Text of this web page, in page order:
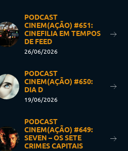
PODCAST
CINEM(AÇÃO) #651:
CINEFILIA EM TEMPOS
DE FEED
26/06/2026
PODCAST
CINEM(AÇÃO) #650:
DIA D
19/06/2026
PODCAST
CINEM(AÇÃO) #649:
SEVEN – OS SETE
CRIMES CAPITAIS